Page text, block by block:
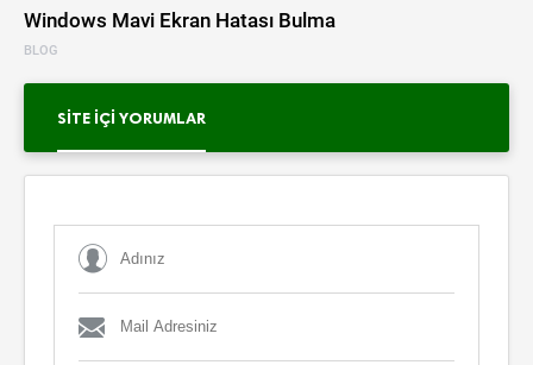
BLOG
Windows Mavi Ekran Hatası Bulma
SITE İÇI YORUMLAR